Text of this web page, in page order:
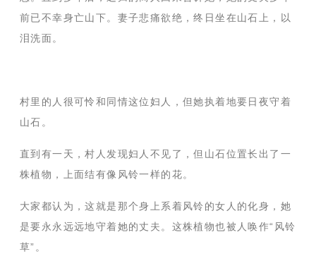
前已不幸身亡山下。妻子悲痛欲绝，终日坐在山石上，以
泪洗面。
村里的人很可怜和同情这位妇人，但她执着地要日夜守着
山石。
直到有一天，村人发现妇人不见了，但山石位置长出了一
株植物，上面结有像风铃一样的花。
大家都认为，这就是那个身上系着风铃的女人的化身，她
是要永永远远地守着她的丈夫。这株植物也被人唤作“风铃
草”。